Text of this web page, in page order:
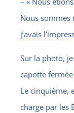
Nous sommes
j’avais
Sur la photo,
capotte fermée
Le cinquième,
charge par les